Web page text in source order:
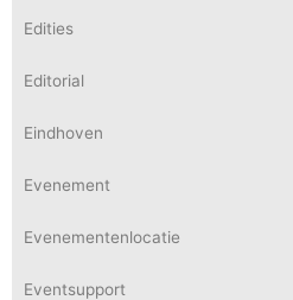
Edities
Editorial
Eindhoven
Evenement
Evenementenlocatie
Eventsupport